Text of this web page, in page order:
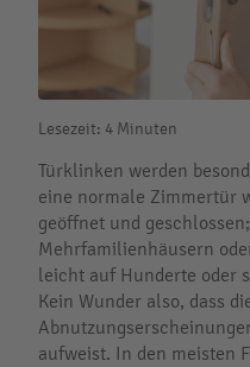
Lesezeit: 4 Minuten
Türklinken werden
eine normale Zimmertür
geöffnet und
Mehrfamilienhäusern
leicht auf Hunderte oder
Kein Wunder also, dass
aufweist. In den meisten